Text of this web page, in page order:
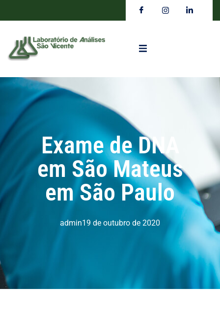
Exame de DNA
em São Mateus
em São Paulo
admin19 de outubro de 2020